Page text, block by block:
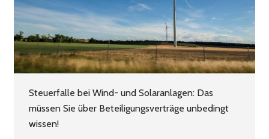
Steuerfalle bei Wind- und Solaranlagen: Das
müssen Sie über Beteiligungsverträge unbedingt
wissen!